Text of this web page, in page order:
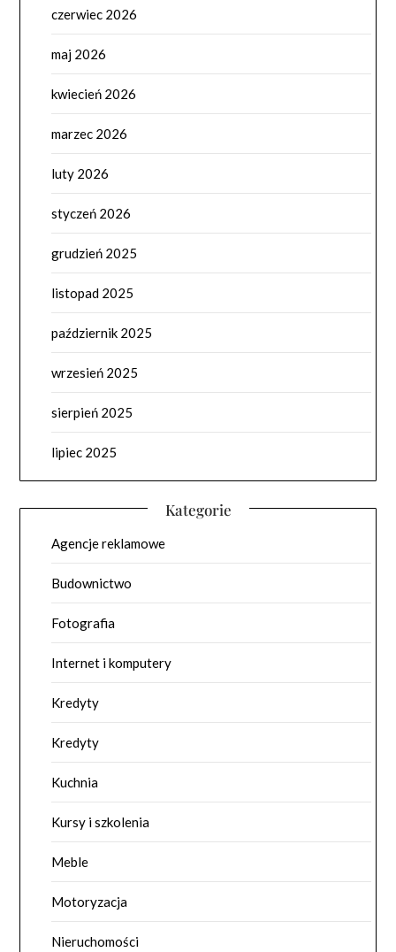
czerwiec 2026
maj 2026
kwiecień 2026
marzec 2026
luty 2026
styczeń 2026
grudzień 2025
listopad 2025
październik 2025
wrzesień 2025
sierpień 2025
lipiec 2025
Kategorie
Agencje reklamowe
Budownictwo
Fotografia
Internet i komputery
Kredyty
Kredyty
Kuchnia
Kursy i szkolenia
Meble
Motoryzacja
Nieruchomości